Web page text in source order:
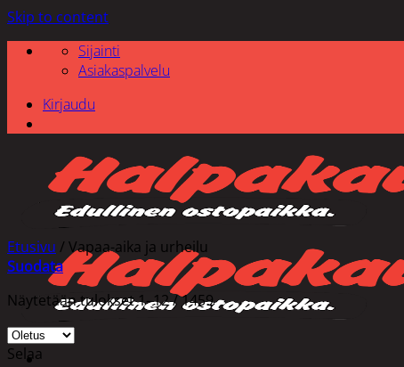
Skip to content
Sijainti
Asiakaspalvelu
Kirjaudu
Etusivu / Vapaa-aika ja urheilu
Suodata
Näytetään tulokset 1–12 / 1459
Selaa